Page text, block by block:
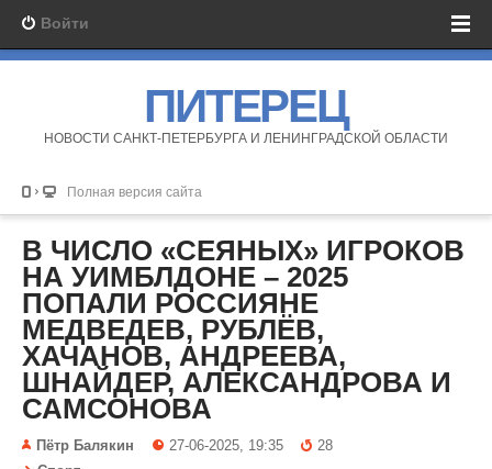
Войти
ПИТЕРЕЦ
НОВОСТИ САНКТ-ПЕТЕРБУРГА И ЛЕНИНГРАДСКОЙ ОБЛАСТИ
Полная версия сайта
В ЧИСЛО «СЕЯНЫХ» ИГРОКОВ
НА УИМБЛДОНЕ – 2025
ПОПАЛИ РОССИЯНЕ
МЕДВЕДЕВ, РУБЛЁВ,
ХАЧАНОВ, АНДРЕЕВА,
ШНАЙДЕР, АЛЕКСАНДРОВА И
САМСОНОВА
Пётр Балякин 27-06-2025, 19:35
28